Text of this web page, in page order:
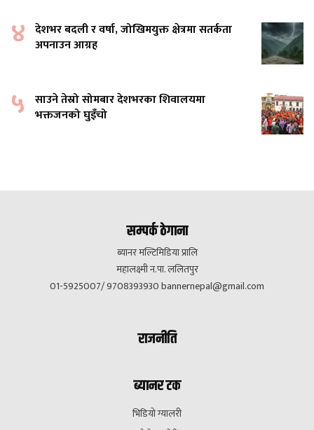
४ देशभर बदली र वर्षा, जोखिमयुक्त क्षेत्रमा सतर्कता
अपनाउन आग्रह
५ साउने तेस्रो सोमबार देशभरका शिवालयमा
भक्तजनको घुइँचो
सम्पर्क ठेगाना
ब्यानर मल्टिमिडिया प्रालि
महालक्ष्मी न.पा. ललितपुर
01-5925007/ 9708393930bannernepal@gmail.com
राजनीति
ब्यानर टक
भिडियो ग्यालरी